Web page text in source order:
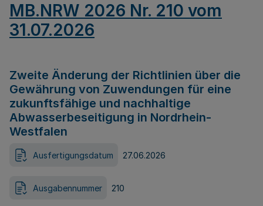
MB.NRW 2026 Nr. 210 vom
31.07.2026
Zweite Änderung der Richtlinien über die
Gewährung von Zuwendungen für eine
zukunftsfähige und nachhaltige
Abwasserbeseitigung in Nordrhein-
Westfalen
Ausfertigungsdatum 27.06.2026
Ausgabennummer 210